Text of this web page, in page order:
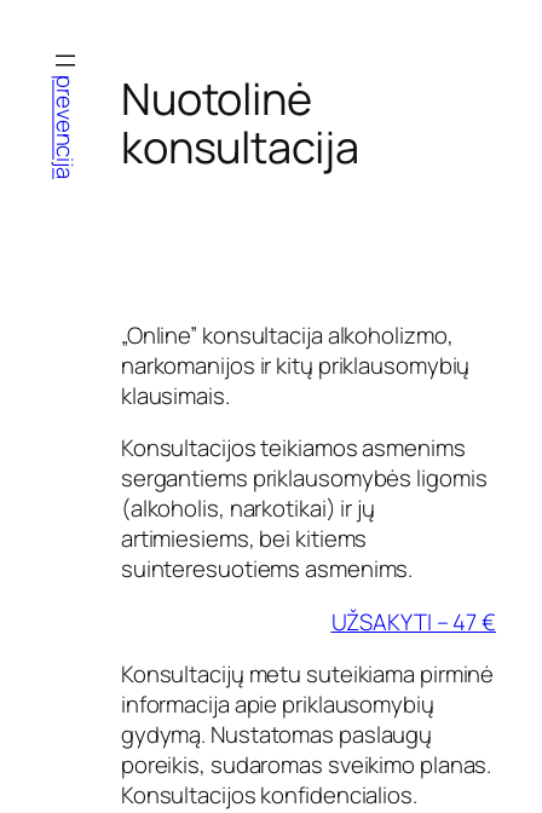
turinio
prevencija
Nuotolinė
konsultacija
„Online” konsultacija alkoholizmo,
narkomanijos ir kitų priklausomybių
klausimais.
Konsultacijos teikiamos asmenims
sergantiems priklausomybės ligomis
(alkoholis, narkotikai) ir jų
artimiesiems, bei kitiems
suinteresuotiems asmenims.
UŽSAKYTI – 47 €
Konsultacijų metu suteikiama pirminė
informacija apie priklausomybių
gydymą. Nustatomas paslaugų
poreikis, sudaromas sveikimo planas.
Konsultacijos konfidencialios.